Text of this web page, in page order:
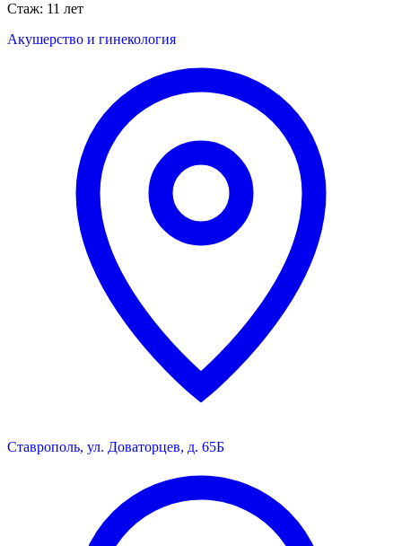
Стаж: 11 лет
Акушерство и гинекология
Ставрополь, ул. Доваторцев, д. 65Б